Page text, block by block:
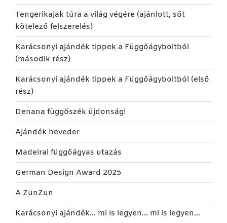
Tengerikajak túra a világ végére (ajánlott, sőt
kötelező felszerelés)
Karácsonyi ajándék tippek a Függőágyboltból
(második rész)
Karácsonyi ajándék tippek a Függőágyboltból (első
rész)
Denana függőszék újdonság!
Ajándék heveder
Madeirai függőágyas utazás
German Design Award 2025
A ZunZun
Karácsonyi ajándék… mi is legyen… mi is legyen…